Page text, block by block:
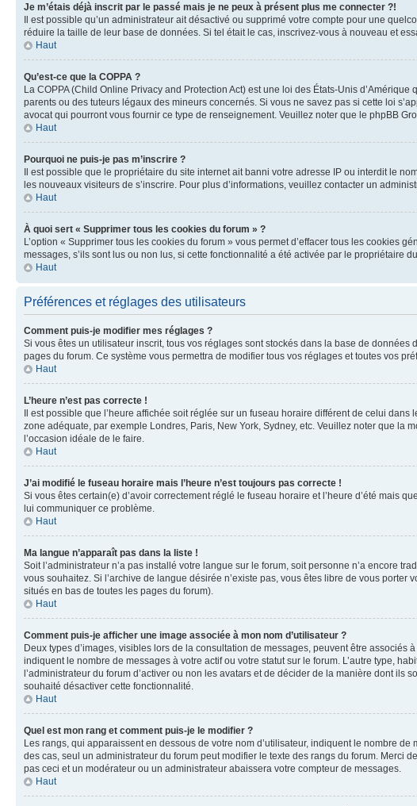
Je m’étais déjà inscrit par le passé mais je ne peux à présent plus me connecter ?!
Il est possible qu’un administrateur ait désactivé ou supprimé votre compte pour une
réduire la taille de leur base de données. Si tel était le cas, inscrivez-vous à nouveau et
Haut
Qu’est-ce que la COPPA ?
La COPPA (Child Online Privacy and Protection Act) est une loi des États-Unis
parents ou des tuteurs légaux des mineurs concernés. Si vous ne savez pas si cette loi
avocat qui pourront vous fournir ce type de renseignement. Veuillez noter que le phpBB
Haut
Pourquoi ne puis-je pas m’inscrire ?
Il est possible que le propriétaire du site internet ait banni votre adresse IP ou interdit le
les nouveaux visiteurs de s’inscrire. Pour plus d’informations, veuillez contacter un
Haut
À quoi sert « Supprimer tous les cookies du forum » ?
L’option « Supprimer tous les cookies du forum » vous permet d’effacer tous les cookies
messages, s’ils sont lus ou non lus, si cette fonctionnalité a été activée par le propriétaire
Haut
Préférences et réglages des utilisateurs
Comment puis-je modifier mes réglages ?
Si vous êtes un utilisateur inscrit, tous vos réglages sont stockés dans la base de
pages du forum. Ce système vous permettra de modifier tous vos réglages et toutes vos
Haut
L’heure n’est pas correcte !
Il est possible que l’heure affichée soit réglée sur un fuseau horaire différent de celui
zone adéquate, par exemple Londres, Paris, New York, Sydney, etc. Veuillez noter que la
l’occasion idéale de le faire.
Haut
J’ai modifié le fuseau horaire mais l’heure n’est toujours pas correcte !
Si vous êtes certain(e) d’avoir correctement réglé le fuseau horaire et l’heure d’été mais
lui communiquer ce problème.
Haut
Ma langue n’apparaît pas dans la liste !
Soit l’administrateur n’a pas installé votre langue sur le forum, soit personne n’a encore
vous souhaitez. Si l’archive de langue désirée n’existe pas, vous êtes libre de vous
situés en bas de toutes les pages du forum).
Haut
Comment puis-je afficher une image associée à mon nom d’utilisateur ?
Deux types d’images, visibles lors de la consultation de messages, peuvent être associés
indiquent le nombre de messages à votre actif ou votre statut sur le forum. L’autre type,
l’administrateur du forum d’activer ou non les avatars et de décider de la manière dont
souhaité désactiver cette fonctionnalité.
Haut
Quel est mon rang et comment puis-je le modifier ?
Les rangs, qui apparaissent en dessous de votre nom d’utilisateur, indiquent le nombre
des cas, seul un administrateur du forum peut modifier le texte des rangs du forum. Merci
pas ceci et un modérateur ou un administrateur abaissera votre compteur de messages.
Haut